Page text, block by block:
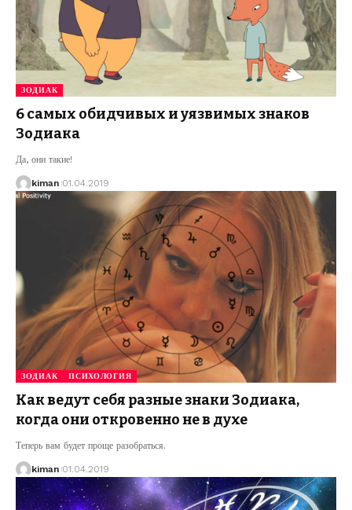
ЗОДИАК
6 самых обидчивых и уязвимых знаков
Зодиака
Да, они такие!
kiman 01.04.2019
ЗОДИАК ПСИХОЛОГИЯ
Как ведут себя разные знаки Зодиака,
когда они откровенно не в духе
Теперь вам будет проще разобраться.
kiman 01.04.2019